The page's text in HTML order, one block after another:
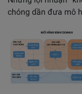
chóng dần đưa mô